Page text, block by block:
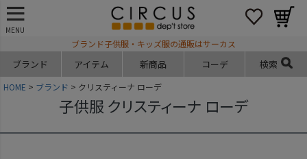
MENU
ブランド子供服・キッズ服の通販はサーカス
ブランド アイテム 新商品 コーデ 検索
HOME ブランド クリスティーナ ローデ
子供服 クリスティーナ ローデ